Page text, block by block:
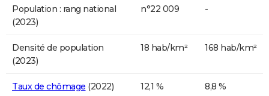
Population : rang national
(2023)
n°22 009 -
Densité de population
(2023)
18 hab/km² 168 hab/km²
Taux de chômage (2022) 12,1 % 8,8 %